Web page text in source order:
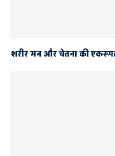
शरीर मन और चेतना की